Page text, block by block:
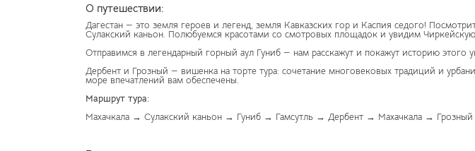
О путешествии:
Дагестан — это земля героев и легенд, земля Кавказских гор и Каспия седого!
Сулакский каньон. Полюбуемся красотами со смотровых площадок и увидим
Отправимся в легендарный горный аул Гуниб — нам расскажут и покажут историю этого
Дербент и Грозный — вишенка на торте тура: сочетание многовековых традиций и
море впечатлений вам обеспечены.
Маршрут тура:
Махачкала → Сулакский каньон → Гуниб → Гамсутль → Дербент → Махачкала →